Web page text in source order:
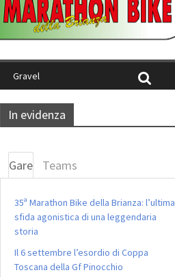
Gravel
In evidenza
Gare Teams
35ª Marathon Bike della Brianza: l’ultima
sfida agonistica di una leggendaria
storia
Il 6 settembre l’esordio di Coppa
Toscana della Gf Pinocchio